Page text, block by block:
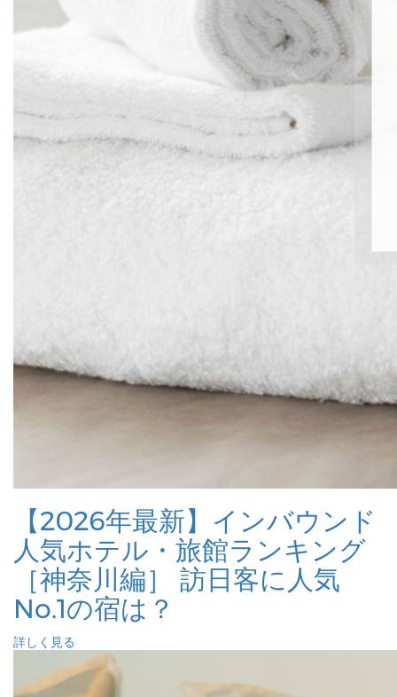
【2026年最新】インバウンド
人気ホテル・旅館ランキング
［神奈川編］ 訪日客に人気
No.1の宿は？
詳しく見る